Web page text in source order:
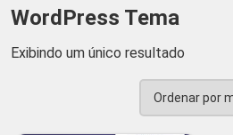
WordPress Tema
Exibindo um único resultado